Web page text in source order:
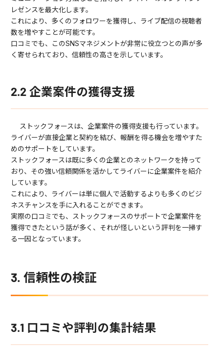
レゼンスを最大化します。
これにより、多くのフォロワーを獲得し、ライブ配信の視聴者
数を増やすことが可能です。
口コミでも、このSNSマネジメントが非常に役立つとの声が多
く寄せられており、信頼性の高さを示しています。
2.2 企業案件の獲得支援
ストックフォースは、企業案件の獲得支援も行っています。
ライバーが直接企業と契約を結び、報酬を得る機会を増やすた
めのサポートをしています。
ストックフォースは既に多くの企業とのネットワークを持って
おり、その強い信頼関係を活かしてライバーに企業案件を紹介
しています。
これにより、ライバーは単に個人で活動するよりも多くのビジ
ネスチャンスを手に入れることができます。
実際の口コミでも、ストックフォースのサポートで企業案件を
獲得できたという話が多く、それが怪しいという評判を一掃す
る一因となっています。
3. 信頼性の検証
3.1 口コミや評判の集計結果